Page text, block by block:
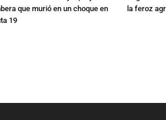
que murió en un choque en
19
la feroz